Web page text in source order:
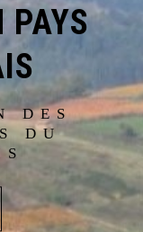
PAYS
DES
DU